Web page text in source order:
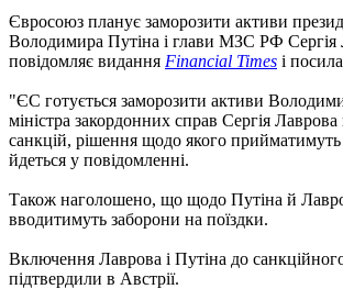
Євросоюз планує заморозити активи
Володимира Путіна і глави МЗС РФ Сергія
повідомляє видання Financial Times і
"ЄС готується заморозити активи
міністра закордонних справ Сергія
санкцій, рішення щодо якого
йдеться у повідомленні.
Також наголошено, що щодо Путіна й
вводитимуть заборони на поїздки.
Включення Лаврова і Путіна до
підтвердили в Австрії.